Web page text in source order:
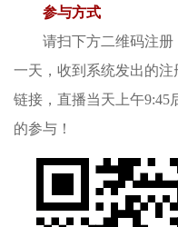
参与方式
请扫下方二维码注册
一天，收到系统发出的注
链接，直播当天上午9:45
的参与！